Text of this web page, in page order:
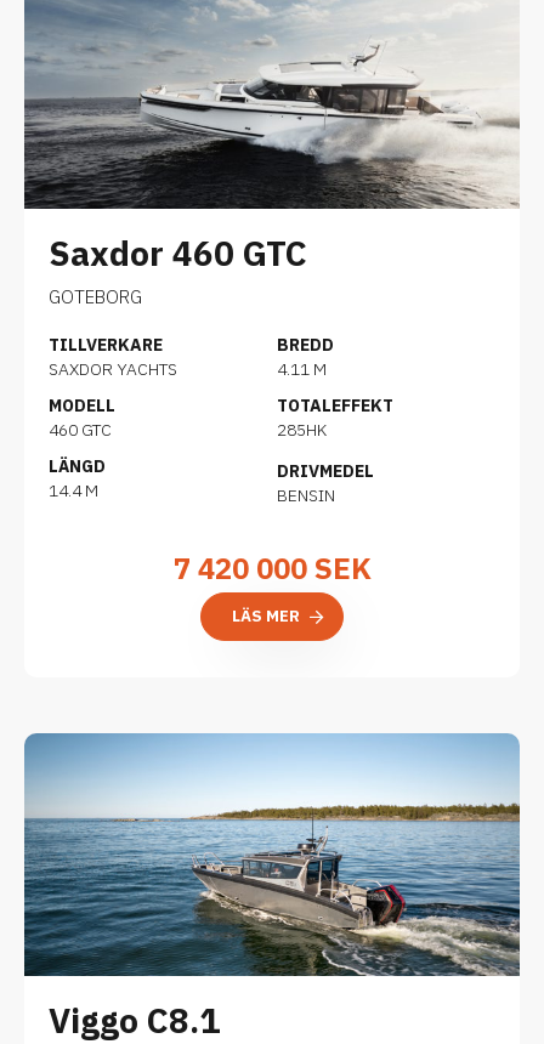
Saxdor 460 GTC
GOTEBORG
TILLVERKARE
SAXDOR YACHTS
MODELL
460 GTC
LÄNGD
14.4 M
BREDD
4.11 M
TOTALEFFEKT
285HK
DRIVMEDEL
BENSIN
7 420 000SEK
LÄS MER
Viggo C8.1